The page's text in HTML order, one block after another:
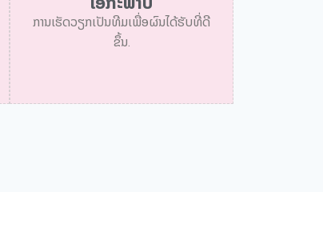
ການເຮັດວຽກເປັນທີມເພື່ອຜົນໄດ້ຮັບທີ່ດີ
ຂຶ້ນ.